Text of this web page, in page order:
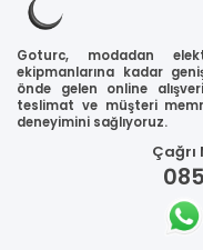
Goturc, modadan
ekipmanlarına kadar
önde gelen online
teslimat ve müşteri
deneyimini sağlıyoruz.
Çağrı